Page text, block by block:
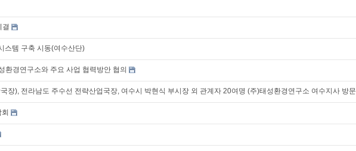
결
스템 구축 시동(여수산단)
환경연구소와 주요 사업 협력방안 협의
장), 전라남도 주수선 전략산업국장, 여수시 박현식 부시장 외 관계자 20여명 (주)태성환경연구소 여수지사 방문